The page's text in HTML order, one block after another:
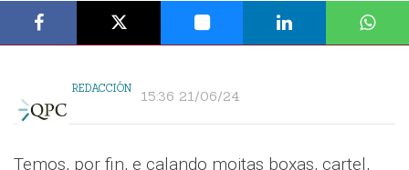
REDACCIÓN 15:36 21/06/24
Temos, por fin, e calando moitas boxas, cartel,